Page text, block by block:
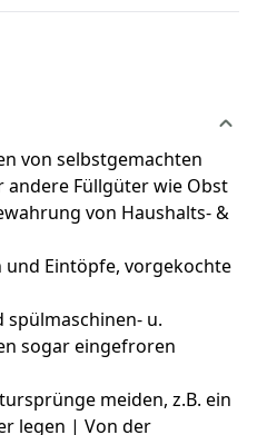
von selbstgemachten
andere Füllgüter wie Obst
von Haushalts- &
Eintöpfe, vorgekochte
u.
sogar eingefroren
meiden, z.B. ein
legen | Von der